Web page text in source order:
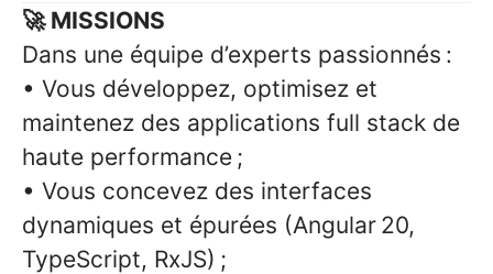
🚀 MISSIONS
Dans une équipe d’experts passionnés :
• Vous développez, optimisez et
maintenez des applications full stack de
haute performance ;
• Vous concevez des interfaces
dynamiques et épurées (Angular 20,
TypeScript, RxJS) ;